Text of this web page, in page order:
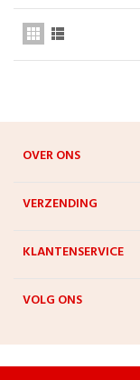
OVER ONS
VERZENDING
KLANTENSERVICE
VOLG ONS